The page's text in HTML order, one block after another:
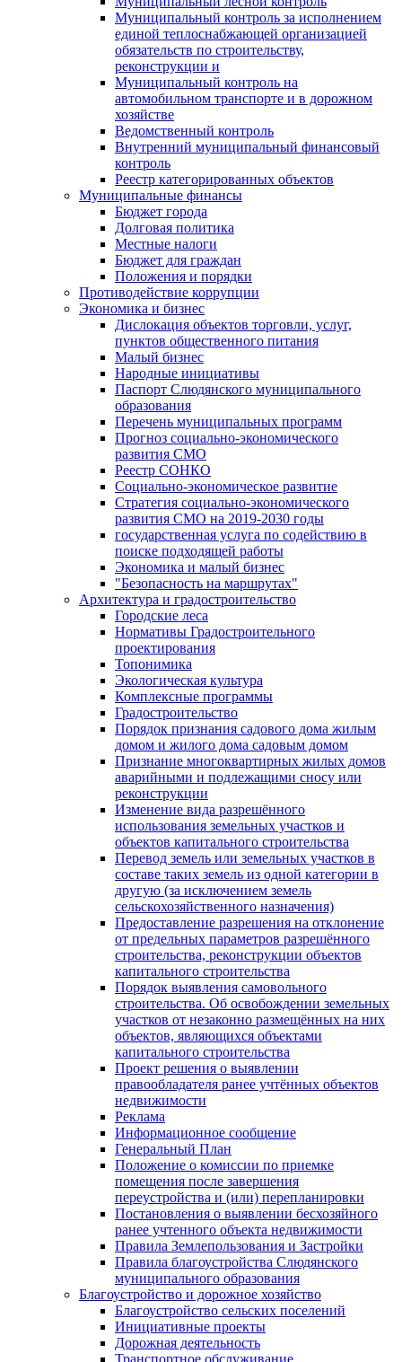
Муниципальный контроль за исполнением
единой теплоснабжающей организацией
обязательств по строительству,
реконструкции и
Муниципальный контроль на
автомобильном транспорте и в дорожном
хозяйстве
Ведомственный контроль
Внутренний муниципальный финансовый
контроль
Реестр категорированных объектов
Муниципальные финансы
Бюджет города
Долговая политика
Местные налоги
Бюджет для граждан
Положения и порядки
Противодействие коррупции
Экономика и бизнес
Дислокация объектов торговли, услуг,
пунктов общественного питания
Малый бизнес
Народные инициативы
Паспорт Слюдянского муниципального
образования
Перечень муниципальных программ
Прогноз социально-экономического
развития СМО
Реестр СОНКО
Социально-экономическое развитие
Стратегия социально-экономического
развития СМО на 2019-2030 годы
государственная услуга по содействию в
поиске подходящей работы
Экономика и малый бизнес
"Безопасность на маршрутах"
Архитектура и градостроительство
Городские леса
Нормативы Градостроительного
проектирования
Топонимика
Экологическая культура
Комплексные программы
Градостроительство
Порядок признания садового дома жилым
домом и жилого дома садовым домом
Признание многоквартирных жилых домов
аварийными и подлежащими сносу или
реконструкции
Изменение вида разрешённого
использования земельных участков и
объектов капитального строительства
Перевод земель или земельных участков в
составе таких земель из одной категории в
другую (за исключением земель
сельскохозяйственного назначения)
Предоставление разрешения на отклонение
от предельных параметров разрешённого
строительства, реконструкции объектов
капитального строительства
Порядок выявления самовольного
строительства. Об освобождении земельных
участков от незаконно размещённых на них
объектов, являющихся объектами
капитального строительства
Проект решения о выявлении
правообладателя ранее учтённых объектов
недвижимости
Реклама
Информационное сообщение
Генеральный План
Положение о комиссии по приемке
помещения после завершения
переустройства и (или) перепланировки
Постановления о выявлении бесхозяйного
ранее учтенного объекта недвижимости
Правила Землепользования и Застройки
Правила благоустройства Слюдянского
муниципального образования
Благоустройство и дорожное хозяйство
Благоустройство сельских поселений
Инициативные проекты
Дорожная деятельность